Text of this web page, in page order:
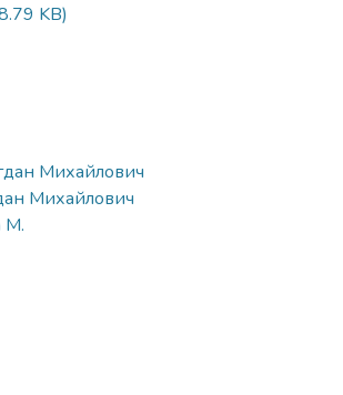
KB)
Михайлович
Михайлович
M.